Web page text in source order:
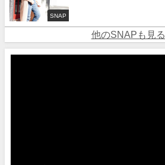
SNAP
他のSNAPも見る